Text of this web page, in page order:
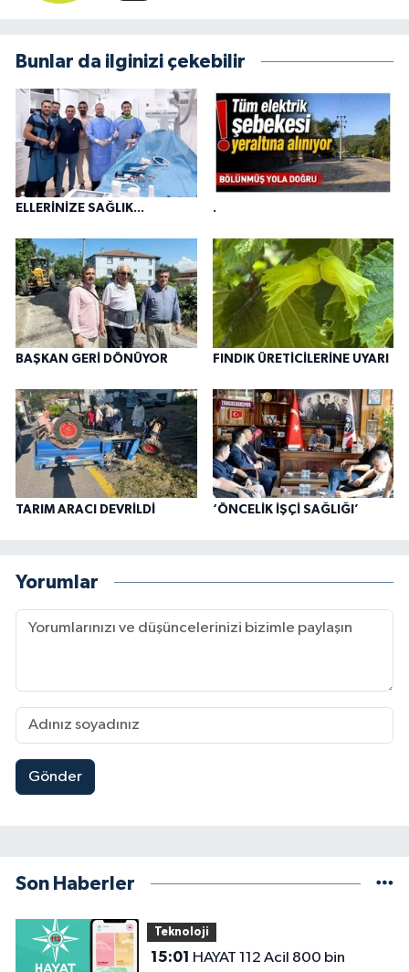
Bunlar da ilginizi çekebilir
ELLERİNİZE SAĞLIK... .
BAŞKAN GERİ DÖNÜYOR FINDIK ÜRETİCİLERİNE UYARI
TARIM ARACI DEVRİLDİ ‘ÖNCELİK İŞÇİ SAĞLIĞI’
Yorumlar
Gönder
Son Haberler
Teknoloji
15:01